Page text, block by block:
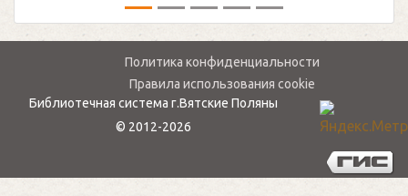
Политика конфиденциальности
Правила использования cookie
Библиотечная система г.Вятские Поляны
© 2012-2026